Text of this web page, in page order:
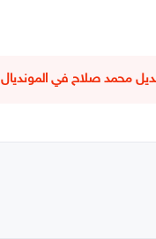
محمد صلاح في المونديال